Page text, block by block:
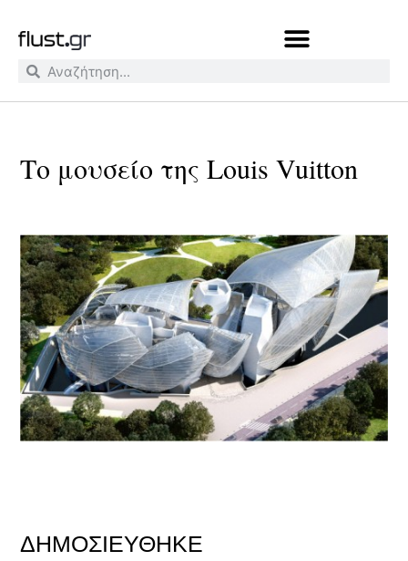
Το μουσείο της Louis Vuitton
ΔΗΜΟΣΙΕΎΘΗΚΕ